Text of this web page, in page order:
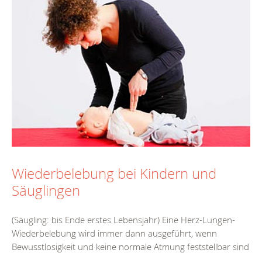
Wiederbelebung bei Kindern und
Säuglingen
(Säugling: bis Ende erstes Lebensjahr) Eine Herz-Lungen-
Wiederbelebung wird immer dann ausgeführt, wenn
Bewusstlosigkeit und keine normale Atmung feststellbar sind